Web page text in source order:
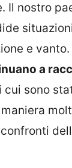
Il nostro
e
a
cui sono